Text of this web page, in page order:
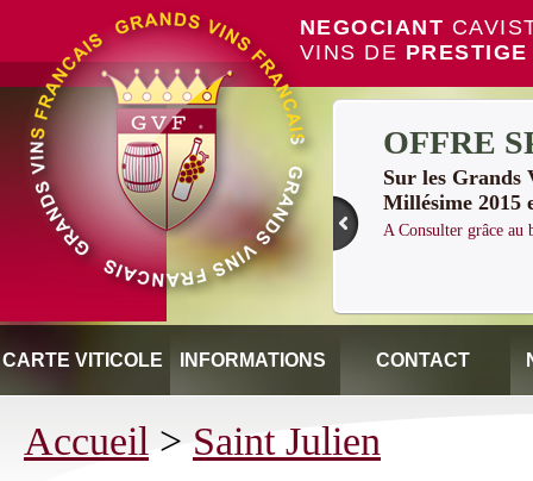
NEGOCIANT
VINS DE PRESTIGE
OFFRE
Sur les Grands
Millésime 2015
A Consulter grâce
CARTE VITICOLE INFORMATIONS CONTACT
Accueil > Saint Julien